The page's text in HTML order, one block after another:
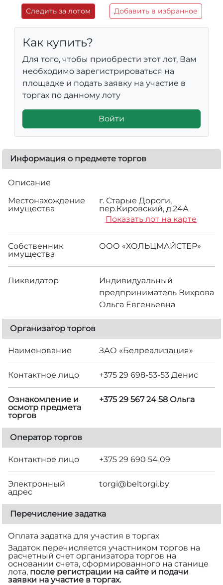
Следить за лотом Добавить в избранное
Как купить?
Для того, чтобы приобрести этот лот, Вам
необходимо зарегистрироваться на
площадке и подать заявку на участие в
торгах по данному лоту
Войти
Информация о предмете торгов
Описание
Местонахождение
имущества
г. Старые Дороги,
пер.Кировский, д.24А
Показать лот на карте
Собственник
имущества
ООО «ХОЛЬЦМАЙСТЕР»
Ликвидатор
Индивидуальный
предприниматель Вихрова
Ольга Евгеньевна
Организатор торгов
Наименование ЗАО «Белреализация»
Контактное лицо +375 29 698-53-53 Денис
Ознакомление и
осмотр предмета
торгов
+375 29 567 24 58 Ольга
Оператор торгов
Контактное лицо +375 29 690 54 09
Электронный
адрес
torgi@beltorgi.by
Перечисление задатка
Оплата задатка для участия в торгах
Задаток перечисляется участником торгов на
расчетный счет организатора торгов на
основании счета, сформированного на станице
лота, после регистрации на сайте и подачи
заявки на участие в торгах.